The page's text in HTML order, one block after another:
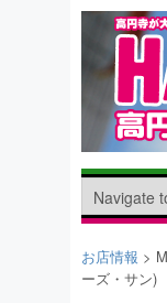
お店情報 >
ーズ・サン)